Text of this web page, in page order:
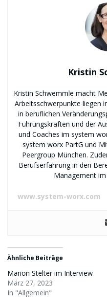
Kristin
Kristin Schwemmle macht
Arbeitsschwerpunkte liegen
in beruflichen
Führungskräften und der
und Coaches im system
system worx PartG und
Peergroup München.
Berufserfahrung in den
Management
www.system-worx.com
Ähnliche Beiträge
Marion Stelter im Interview
März 27, 2023
In "Allgemein"